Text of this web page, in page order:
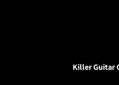
Killer Guitar